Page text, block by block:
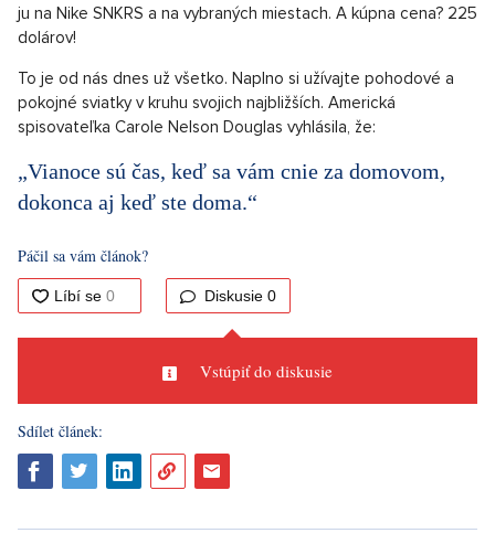
ju na Nike SNKRS a na vybraných miestach. A kúpna cena? 225
dolárov!
To je od nás dnes už všetko. Naplno si užívajte pohodové a
pokojné sviatky v kruhu svojich najbližších. Americká
spisovateľka Carole Nelson Douglas vyhlásila, že:
„Vianoce sú čas, keď sa vám cnie za domovom,
dokonca aj keď ste doma.“
Páčil sa vám článok?
Diskusie 0
Vstúpiť do diskusie
Sdílet článek: